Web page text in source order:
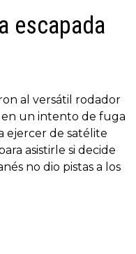
escapada
al versátil rodador
un intento de fuga
ejercer de satélite
asistirle si decide
no dio pistas a los